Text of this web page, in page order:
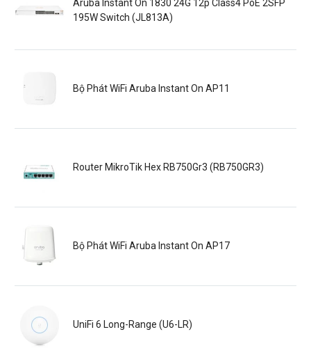
Aruba Instant On 1830 24G 12p Class4 PoE 2SFP
195W Switch (JL813A)
Bộ Phát WiFi Aruba Instant On AP11
Router MikroTik Hex RB750Gr3 (RB750GR3)
Bộ Phát WiFi Aruba Instant On AP17
UniFi 6 Long-Range (U6-LR)